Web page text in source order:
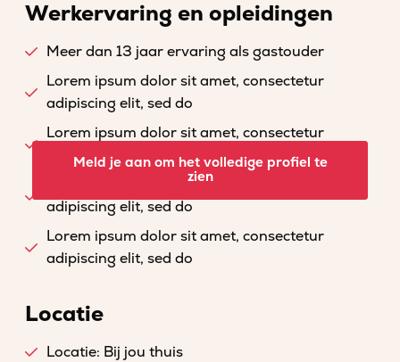
Werkervaring en opleidingen
Meer dan 13 jaar ervaring als gastouder
Lorem ipsum dolor sit amet, consectetur
adipiscing elit, sed do
Lorem ipsum dolor sit amet, consectetur
adipiscing elit, sed do
Lorem ipsum dolor sit amet, consectetur
adipiscing elit, sed do
Lorem ipsum dolor sit amet, consectetur
adipiscing elit, sed do
Meld je aan om het volledige profiel te
zien
Locatie
Locatie: Bij jou thuis